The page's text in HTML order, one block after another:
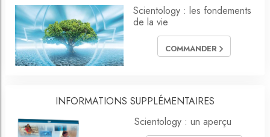
Scientology : les fondements
de la vie
COMMANDER
INFORMATIONS SUPPLÉMENTAIRES
Scientology : un aperçu